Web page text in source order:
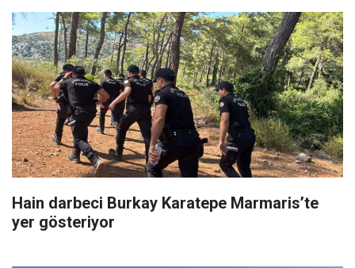
Hain darbeci Burkay Karatepe Marmaris’te
yer gösteriyor